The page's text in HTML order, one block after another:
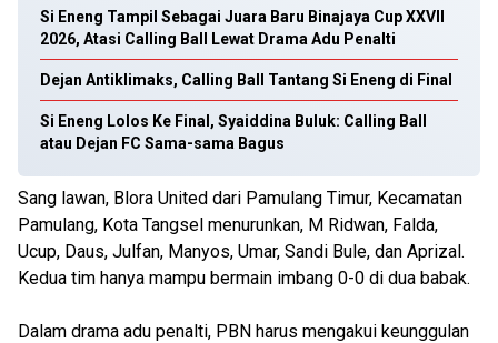
Si Eneng Tampil Sebagai Juara Baru Binajaya Cup XXVII
2026, Atasi Calling Ball Lewat Drama Adu Penalti
Dejan Antiklimaks, Calling Ball Tantang Si Eneng di Final
Si Eneng Lolos Ke Final, Syaiddina Buluk: Calling Ball
atau Dejan FC Sama-sama Bagus
Sang lawan, Blora United dari Pamulang Timur, Kecamatan
Pamulang, Kota Tangsel menurunkan, M Ridwan, Falda,
Ucup, Daus, Julfan, Manyos, Umar, Sandi Bule, dan Aprizal.
Kedua tim hanya mampu bermain imbang 0-0 di dua babak.
Dalam drama adu penalti, PBN harus mengakui keunggulan